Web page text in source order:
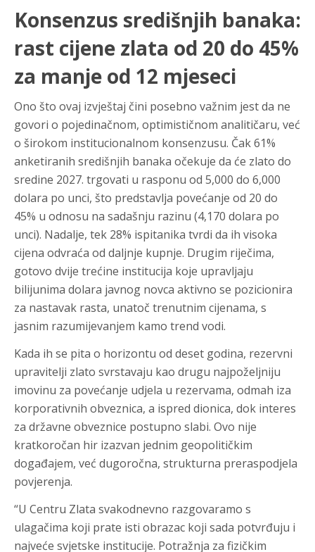
Konsenzus središnjih banaka:
rast cijene zlata od 20 do 45%
za manje od 12 mjeseci
Ono što ovaj izvještaj čini posebno važnim jest da ne
govori o pojedinačnom, optimističnom analitičaru, već
o širokom institucionalnom konsenzusu. Čak 61%
anketiranih središnjih banaka očekuje da će zlato do
sredine 2027. trgovati u rasponu od 5,000 do 6,000
dolara po unci, što predstavlja povećanje od 20 do
45% u odnosu na sadašnju razinu (4,170 dolara po
unci). Nadalje, tek 28% ispitanika tvrdi da ih visoka
cijena odvraća od daljnje kupnje. Drugim riječima,
gotovo dvije trećine institucija koje upravljaju
bilijunima dolara javnog novca aktivno se pozicionira
za nastavak rasta, unatoč trenutnim cijenama, s
jasnim razumijevanjem kamo trend vodi.
Kada ih se pita o horizontu od deset godina, rezervni
upravitelji zlato svrstavaju kao drugu najpoželjniju
imovinu za povećanje udjela u rezervama, odmah iza
korporativnih obveznica, a ispred dionica, dok interes
za državne obveznice postupno slabi. Ovo nije
kratkoročan hir izazvan jednim geopolitičkim
događajem, već dugoročna, strukturna preraspodjela
povjerenja.
“U Centru Zlata svakodnevno razgovaramo s
ulagačima koji prate isti obrazac koji sada potvrđuju i
najveće svjetske institucije. Potražnja za fizičkim